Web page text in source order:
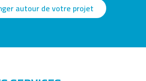
autour de votre projet